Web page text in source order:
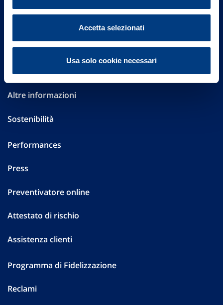
Accetta selezionati
Usa solo cookie necessari
Governance
Investor Relations
Altre informazioni
Sostenibilità
Performances
Press
Preventivatore online
Attestato di rischio
Assistenza clienti
Programma di Fidelizzazione
Reclami